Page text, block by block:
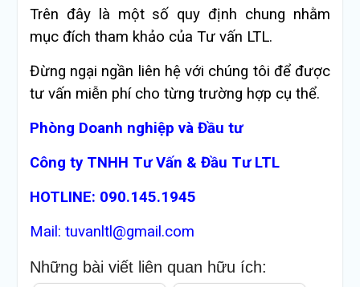
Trên đây là một số quy định chung nhằm
mục đích tham khảo của Tư vấn LTL.
Đừng ngại ngần liên hệ với chúng tôi để được
tư vấn miễn phí cho từng trường hợp cụ thể.
Phòng Doanh nghiệp và Đầu tư
Công ty TNHH Tư Vấn & Đầu Tư LTL
HOTLINE: 090.145.1945
Mail: tuvanltl@gmail.com
Những bài viết liên quan hữu ích: